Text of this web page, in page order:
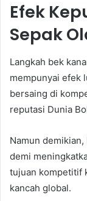
Efek
Sepak
Langkah bek
mempunyai efek
bersaing di
reputasi Dunia
Namun
demi
tujuan kompetitif
kancah global.